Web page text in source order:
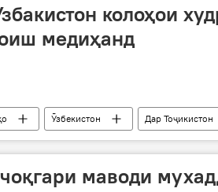
колоҳои
медиҳанд
Ӯзбекистон Дар Тоҷикистон
маводи